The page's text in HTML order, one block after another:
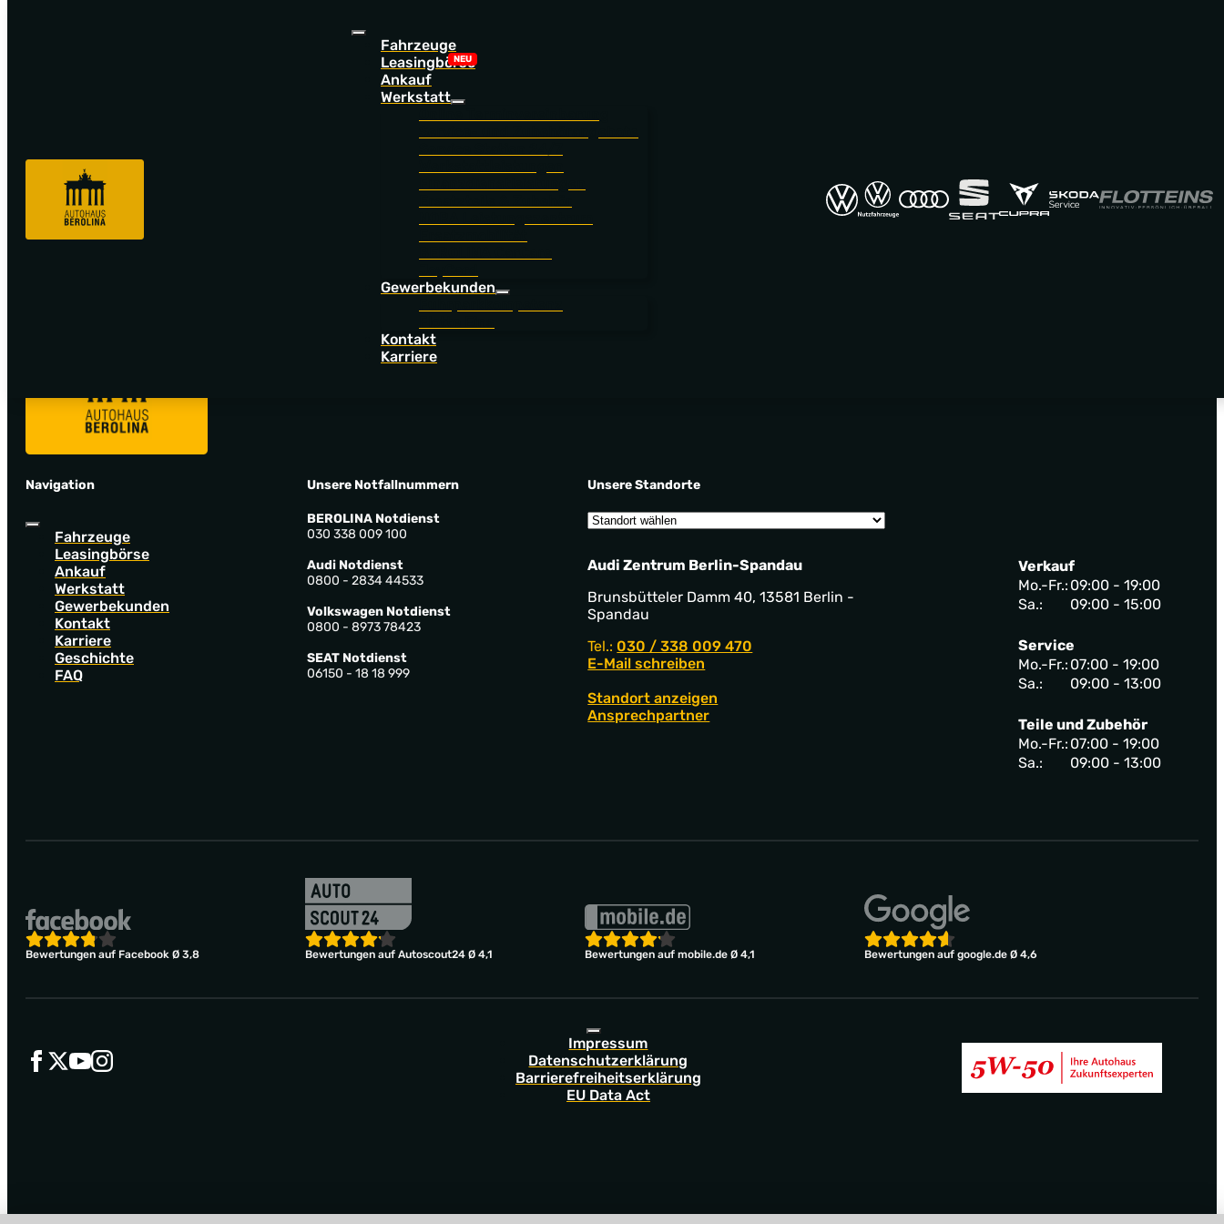
Fahrzeuge
Leasingbörse
Ankauf
Werkstatt
Gewerbekunden
Kontakt
Karriere
Go back to startpage to see our new offers.
Navigation
Fahrzeuge
Leasingbörse
Ankauf
Werkstatt
Gewerbekunden
Kontakt
Karriere
Geschichte
FAQ
Unsere Notfallnummern
BEROLINA Notdienst
030 338 009 100
Audi Notdienst
0800 - 2834 44533
Volkswagen Notdienst
0800 - 8973 78423
SEAT Notdienst
06150 - 18 18 999
Unsere Standorte
Audi Zentrum Berlin-Spandau
Brunsbütteler Damm 40, 13581 Berlin -
Spandau
Tel.: 030 / 338 009 470
E-Mail schreiben
Standort anzeigen
Ansprechpartner
Verkauf
Mo.-Fr.: 09:00 - 19:00
Sa.:
09:00 - 15:00
Service
Mo.-Fr.: 07:00 - 19:00
Sa.:
09:00 - 13:00
Teile und Zubehör
Mo.-Fr.: 07:00 - 19:00
Sa.:
09:00 - 13:00
Bewertungen auf Facebook Ø 3,8 Bewertungen auf Autoscout24 Ø 4,1 Bewertungen auf mobile.de Ø 4,1 Bewertungen auf google.de Ø 4,6
Impressum
Datenschutzerklärung
Barrierefreiheitserklärung
EU Data Act